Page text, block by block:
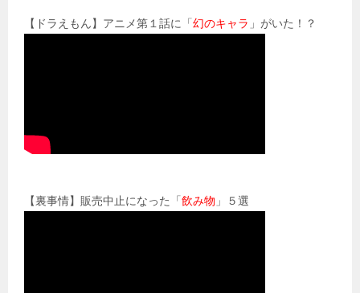
【ドラえもん】アニメ第１話に「 幻のキャラ 」がいた！？
【裏事情】販売中止になった「 飲み物 」５選